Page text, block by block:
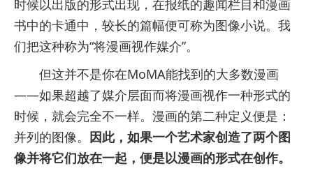
时候以出版的形式出现，在报纸的趣闻栏目和漫画
书中的卡通中，较长的篇幅便可称为图像小说。我
们把这种称为“将漫画视作媒介”。
但这并不是你在MoMA能找到的大多数漫画
——如果超越了媒介层面而将漫画视作一种形式的
时候，就会完全不一样。漫画的第二种定义便是：
并列的图像。 因此，如果一个艺术家创造了两个图
像并将它们放在一起，便是以漫画的形式在创作。